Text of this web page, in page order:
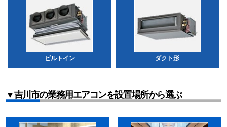
ビルトイン ダクト形
▼吉川市の業務用エアコンを設置場所から選ぶ